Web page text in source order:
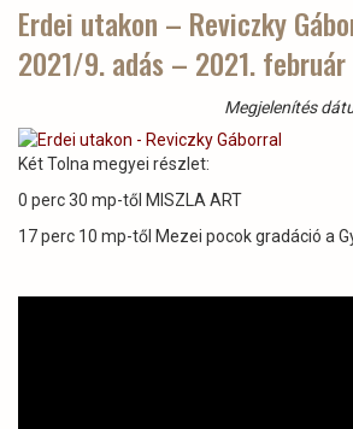
megjelent
a
helyreigazítás:)
Erdei utakon – Reviczky
2021/9. adás – 2021.
Megjelenítés
Két Tolna megyei részlet:
0 perc 30 mp-től MISZLA ART
17 perc 10 mp-től Mezei pocok gradáció a